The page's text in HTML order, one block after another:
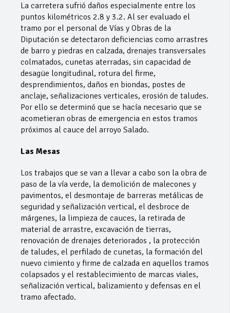
La carretera sufrió daños especialmente entre los
puntos kilométricos 2.8 y 3.2. Al ser evaluado el
tramo por el personal de Vías y Obras de la
Diputación se detectaron deficiencias como arrastres
de barro y piedras en calzada, drenajes transversales
colmatados, cunetas aterradas, sin capacidad de
desagüe longitudinal, rotura del firme,
desprendimientos, daños en biondas, postes de
anclaje, señalizaciones verticales, erosión de taludes.
Por ello se determinó que se hacía necesario que se
acometieran obras de emergencia en estos tramos
próximos al cauce del arroyo Salado.
Las Mesas
Los trabajos que se van a llevar a cabo son la obra de
paso de la vía verde, la demolición de malecones y
pavimentos, el desmontaje de barreras metálicas de
seguridad y señalización vertical, el desbroce de
márgenes, la limpieza de cauces, la retirada de
material de arrastre, excavación de tierras,
renovación de drenajes deteriorados , la protección
de taludes, el perfilado de cunetas, la formación del
nuevo cimiento y firme de calzada en aquellos tramos
colapsados y el restablecimiento de marcas viales,
señalización vertical, balizamiento y defensas en el
tramo afectado.